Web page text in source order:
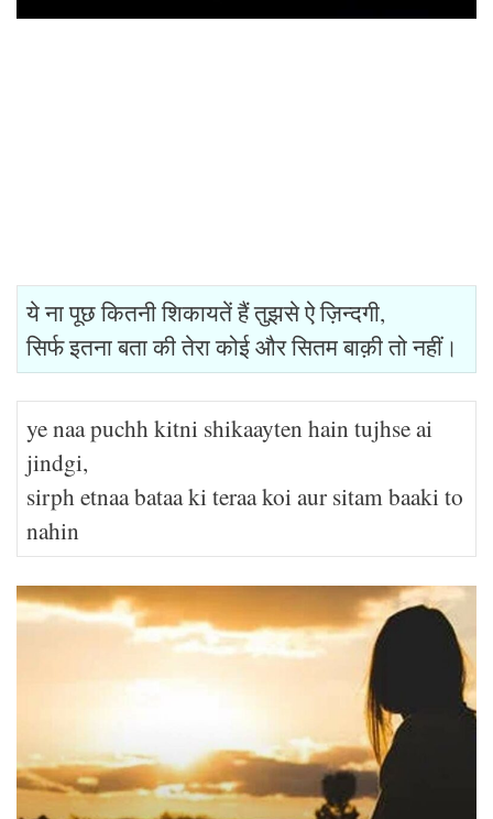
ये ना पूछ कितनी शिकायतें हैं तुझसे ऐ ज़िन्दगी,
सिर्फ इतना बता की तेरा कोई और सितम बाक़ी तो नहीं।
ye naa puchh kitni shikaayten hain tujhse ai
jindgi,
sirph etnaa bataa ki teraa koi aur sitam baaki to
nahin